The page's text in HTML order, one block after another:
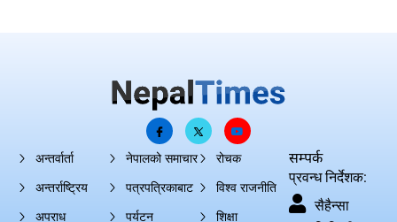
अन्तर्वार्ता
अन्तर्राष्ट्रिय
अपराध
नेपालको समाचार
पत्रपत्रिकाबाट
पर्यटन
रोचक
विश्व राजनीति
शिक्षा
सम्पर्क
प्रवन्ध निर्देशक:
सैहैन्सा